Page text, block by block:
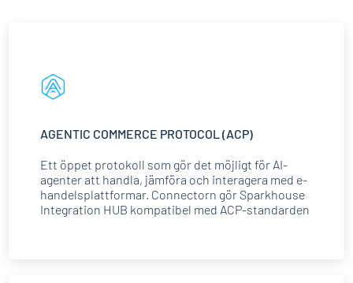
AGENTIC COMMERCE PROTOCOL (ACP)
Ett öppet protokoll som gör det möjligt för AI-
agenter att handla, jämföra och interagera med e-
handelsplattformar. Connectorn gör Sparkhouse
Integration HUB kompatibel med ACP-standarden